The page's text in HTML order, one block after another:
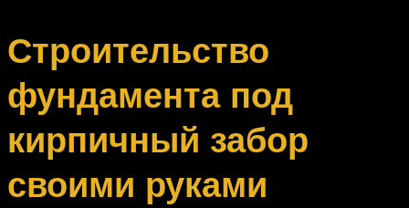
Строительство
фундамента под
кирпичный забор
своими руками